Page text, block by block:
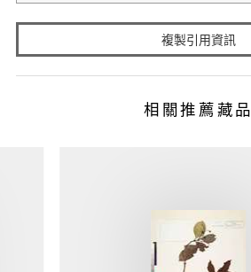
複製引用資訊
相關推薦藏品